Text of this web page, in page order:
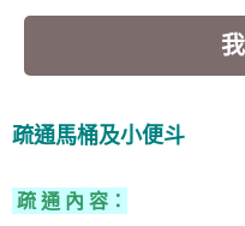
疏通馬桶及小便斗
疏 通 內 容 ：